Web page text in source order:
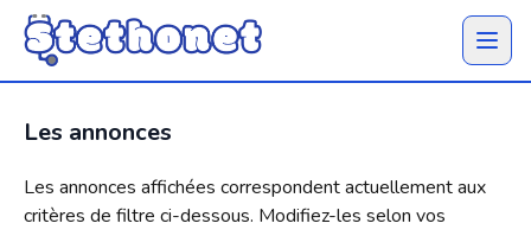
Ouvrir
Les annonces
Les annonces affichées correspondent actuellement aux
critères de filtre ci-dessous. Modifiez-les selon vos